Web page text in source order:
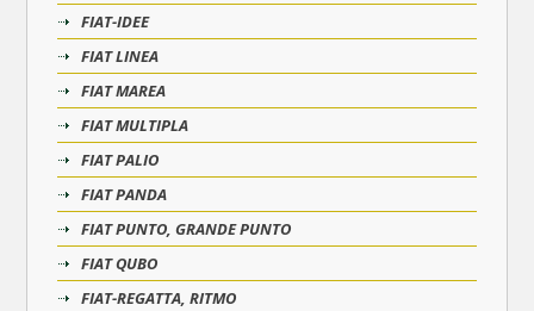
FIAT-IDEE
FIAT LINEA
FIAT MAREA
FIAT MULTIPLA
FIAT PALIO
FIAT PANDA
FIAT PUNTO, GRANDE PUNTO
FIAT QUBO
FIAT-REGATTA, RITMO